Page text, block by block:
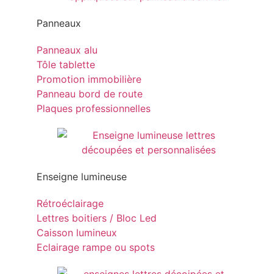
Panneaux
Panneaux alu
Tôle tablette
Promotion immobilière
Panneau bord de route
Plaques professionnelles
Enseigne lumineuse
Rétroéclairage
Lettres boitiers / Bloc Led
Caisson lumineux
Eclairage rampe ou spots